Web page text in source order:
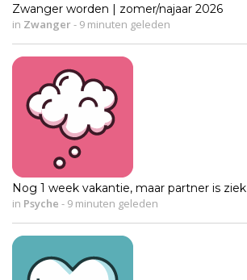
Zwanger worden | zomer/najaar 2026
in Zwanger- 9 minuten geleden
Nog 1 week vakantie, maar partner is ziek
in Psyche - 9 minuten geleden